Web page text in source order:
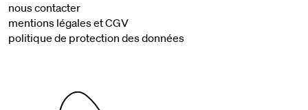
nous contacter
mentions légales et CGV
politique de protection des données